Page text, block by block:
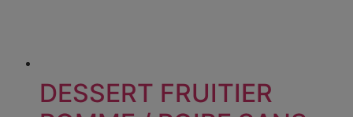
DESSERT FRUITIER